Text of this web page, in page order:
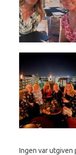
Ingen var utgiven